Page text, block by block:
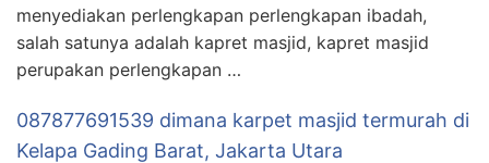
menyediakan perlengkapan perlengkapan ibadah,
salah satunya adalah kapret masjid, kapret masjid
perupakan perlengkapan …
087877691539 dimana karpet masjid termurah di
Kelapa Gading Barat, Jakarta Utara